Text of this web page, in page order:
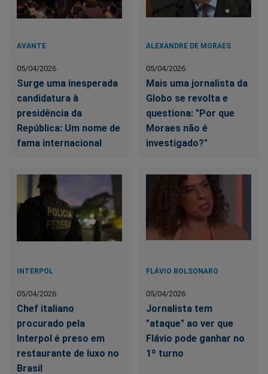
AVANTE
05/04/2026
Surge uma inesperada
candidatura à
presidência da
República: Um nome de
fama internacional
ALEXANDRE DE MORAES
05/04/2026
Mais uma jornalista da
Globo se revolta e
questiona: "Por que
Moraes não é
investigado?"
INTERPOL
05/04/2026
Chef italiano
procurado pela
Interpol é preso em
restaurante de luxo no
Brasil
FLÁVIO BOLSONARO
05/04/2026
Jornalista tem
"ataque" ao ver que
Flávio pode ganhar no
1º turno